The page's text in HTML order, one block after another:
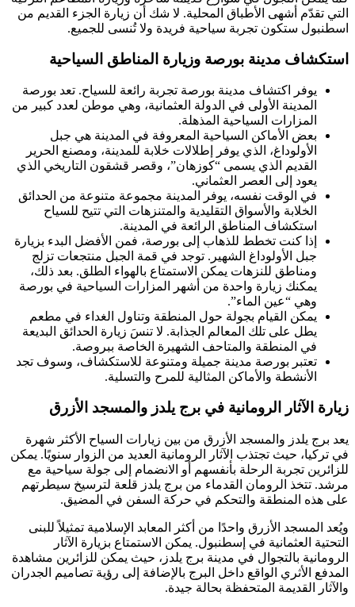
التي تقدّم أشهى الأطباق المحلية. لا شك أن زيارة الجزء القديم من
اسطنبول ستكون تجربة سياحية فريدة ولا تُنسى للجميع.
استكشاف مدينة بورصة وزيارة المناطق السياحية
يوفر اكتشاف مدينة بورصة تجربة رائعة للسياح. تعد بورصة
المدينة الأولى في الدولة العثمانية، وهي موطن لعدد كبير من
المزارات السياحية المذهلة.
بعض الأماكن السياحية المعروفة في المدينة هي جبل
الأولوداغ، الذي يوفر إطلالات خلابة للمدينة، ومصنع الحرير
القديم الذي يسمى “كوزهان”، وقصر قشقون التاريخي الذي
يعود إلى العصر العثماني.
في الوقت نفسه، يوفر المدينة مجموعة متنوعة من الحدائق
الخلابة والأسواق التقليدية والمتنزهات التي تتيح للسياح
استكشاف المناطق الرائعة في المدينة.
إذا كنت تخطط للذهاب إلى بورصة، فمن الأفضل البدء بزيارة
جبل الأولوداغ الشهير. توجد في قمة الجبل منتجعات تزلج
ومناطق للنزهات يمكن الاستمتاع بالهواء الطلق. بعد ذلك،
يمكنك زيارة واحدة من أشهر المزارات السياحية في بورصة
وهي “عين الماء”.
يمكن القيام بجولة حول المنطقة وتناول الغداء في مطعم
يطل على تلك المعالم الجذابة. لا تنسَ زيارة الحدائق البديعة
في المنطقة والمتاحف الشهيرة الخاصة ببروصة.
تعتبر بورصة مدينة جميلة ومتنوعة للاستكشاف، وسوف تجد
الأنشطة والأماكن المثالية للمرح والتسلية.
زيارة الآثار الرومانية في برج يلدز والمسجد الأزرق
يعد برج يلدز والمسجد الأزرق من بين زيارات السياح الأكثر شهرة
في تركيا، حيث تجتذب الآثار الرومانية العديد من الزوار سنويًا. يمكن
للزائرين تجربة الرحلة بأنفسهم أو الانضمام إلى جولة سياحية مع
مرشد. تتخذ الرومان القدماء من برج يلدز قلعة لترسيخ سيطرتهم
على هذه المنطقة والتحكم في حركة السفن في المضيق.
ويُعد المسجد الأزرق واحدًا من أكثر المعابد الإسلامية تمثيلاً للبنى
التحتية العثمانية في إسطنبول. يمكن الاستمتاع بزيارة الآثار
الرومانية بالتجوال في مدينة برج يلدز، حيث يمكن للزائرين مشاهدة
المدفع الأثري الواقع داخل البرج بالإضافة إلى رؤية تصاميم الجدران
والآثار القديمة المتحفظة بحالة جيدة.